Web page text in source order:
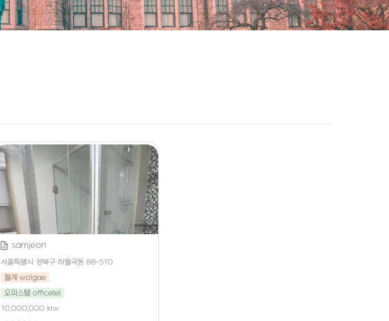
samjeon
서울특별시 성북구 하월곡동 88-510
월계 wolgae
오피스텔 officetel
10,000,000 krw